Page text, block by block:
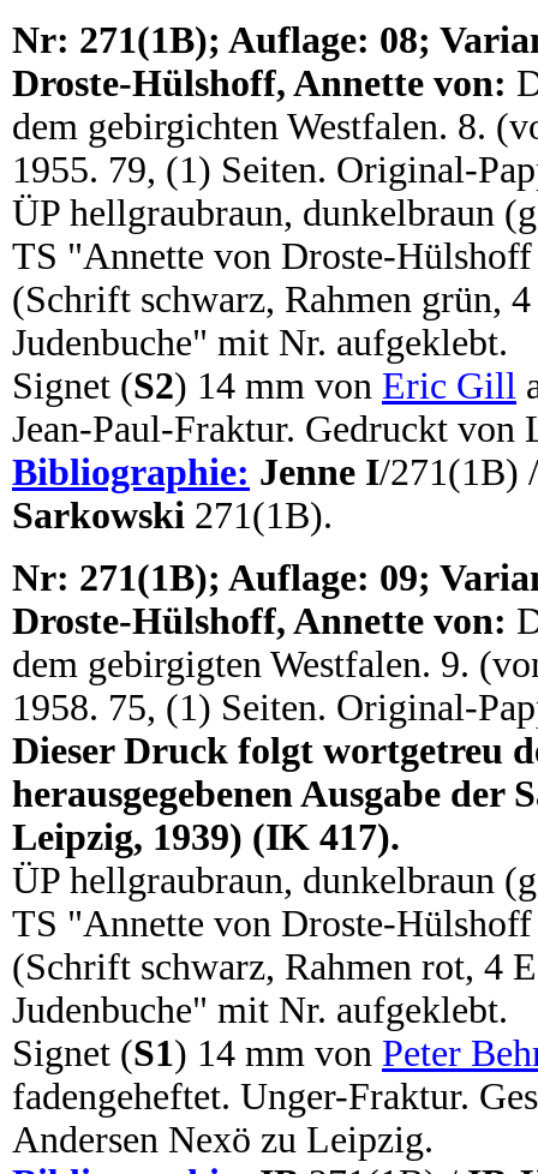
Nr: 271(1B); Auflage: 08;
Droste-Hülshoff, Annette von:
dem gebirgichten Westfalen. 8.
1955. 79, (1) Seiten. Original-
ÜP hellgraubraun, dunkelbraun
TS "Annette von Droste-
(Schrift schwarz, Rahmen grün,
Judenbuche" mit Nr. aufgeklebt.
Signet (S2) 14 mm von Eric Gill
Jean-Paul-Fraktur. Gedruckt
Bibliographie: Jenne I/271(1B)
Sarkowski 271(1B).
Nr: 271(1B); Auflage: 09;
Droste-Hülshoff, Annette von:
dem gebirgigten Westfalen. 9.
1958. 75, (1) Seiten. Original-
Dieser Druck folgt wortgetreu
herausgegebenen Ausgabe der
Leipzig, 1939) (IK 417).
ÜP hellgraubraun, dunkelbraun
TS "Annette von Droste-
(Schrift schwarz, Rahmen rot, 4
Judenbuche" mit Nr. aufgeklebt.
Signet (S1) 14 mm von Peter
fadengeheftet. Unger-Fraktur.
Andersen Nexö zu Leipzig.